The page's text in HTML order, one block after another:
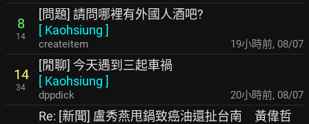
8
14
[問題] 請問哪裡有外國人酒吧?
[ Kaohsiung ]
createitem 19小時前, 08/07
14
34
[閒聊] 今天遇到三起車禍
[ Kaohsiung ]
dppdick 20小時前, 08/07
Re: [新聞] 盧秀燕甩鍋致癌油還扯台南 黃偉哲